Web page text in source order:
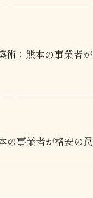
：熊本の事業者
事業者が格安の